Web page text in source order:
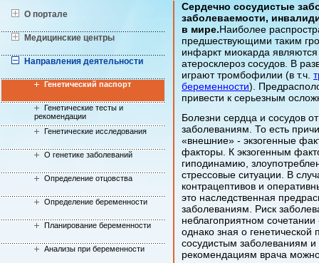
Сердечно сосудистые
заболеваемости,
в мире.Наиболее
предшествующими таким
инфаркт миокарда
атеросклероз сосудов. В
играют тромбофилии (в т.ч.
беременности).
привести к серьезным
Болезни сердца и сосудов
заболеваниям. То есть
«внешние» - экзогенные
факторы. К экзогенным
гиподинамию,
стрессовые ситуации. В
контрацептивов и
это наследственная
заболеваниям. Риск
неблагоприятном
однако зная о
сосудистым заболеваниям
рекомендациям врача
О портале
Медицинские центры
Направления деятельности
Генетический паспорт
Генетические тесты и
рекомендации
Генетические исследования
О генетике заболеваний
Определение отцовства
Определение беременности
Планирование беременности
Анализы при беременности